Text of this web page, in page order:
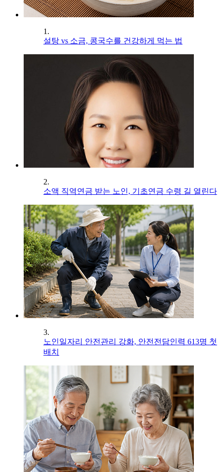
1.
설탕 vs 소금, 콩국수를 건강하게 먹는 법
2.
소액 직역연금 받는 노인, 기초연금 수령 길 열린다
3.
노인일자리 안전관리 강화, 안전전담인력 613명 첫
배치